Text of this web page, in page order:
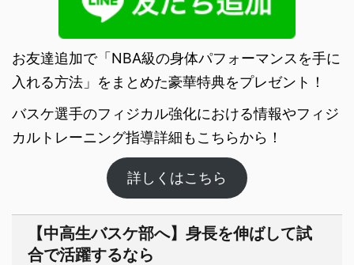
お友達追加で「NBA級の身体パフォーマンスを手に
入れる方法」をまとめた豪華特典をプレゼント！
バスケ選手のフィジカル強化における情報やフィジ
カルトレーニング指導詳細もこちらから！
詳しくはこちら
【中高生バスケ部へ】身長を伸ばして試
合で活躍するなら